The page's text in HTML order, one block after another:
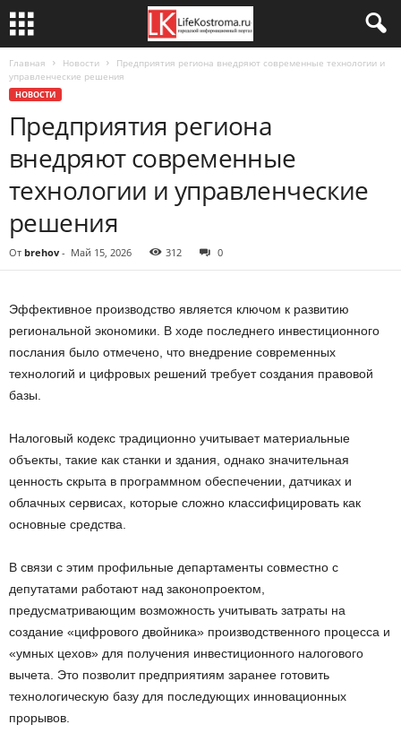
Главная Новости
Предприятия региона внедряют современные технологии и
управленческие решения
НОВОСТИ
Предприятия региона
внедряют современные
технологии и управленческие
решения
От brehov - Май 15, 2026 312 0
Эффективное производство является ключом к развитию
региональной экономики. В ходе последнего инвестиционного
послания было отмечено, что внедрение современных
технологий и цифровых решений требует создания правовой
базы.
Налоговый кодекс традиционно учитывает материальные
объекты, такие как станки и здания, однако значительная
ценность скрыта в программном обеспечении, датчиках и
облачных сервисах, которые сложно классифицировать как
основные средства.
В связи с этим профильные департаменты совместно с
депутатами работают над законопроектом,
предусматривающим возможность учитывать затраты на
создание «цифрового двойника» производственного процесса и
«умных цехов» для получения инвестиционного налогового
вычета. Это позволит предприятиям заранее готовить
технологическую базу для последующих инновационных
прорывов.